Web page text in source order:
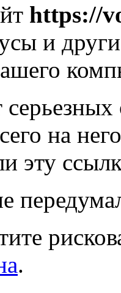
https://
и
на
эту
.